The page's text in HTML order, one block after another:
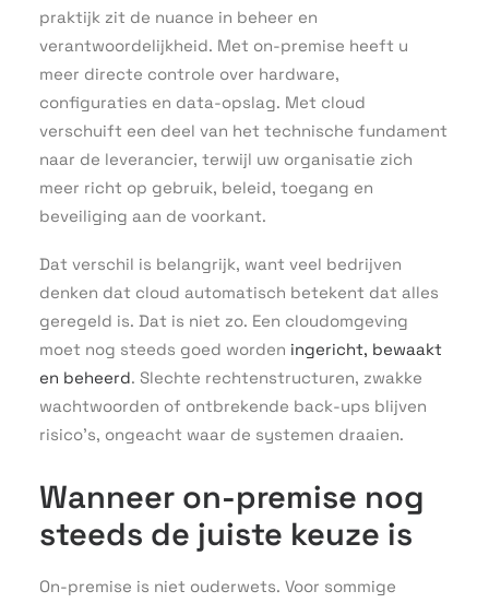
praktijk zit de nuance in beheer en
verantwoordelijkheid. Met on-premise heeft u
meer directe controle over hardware,
configuraties en data-opslag. Met cloud
verschuift een deel van het technische fundament
naar de leverancier, terwijl uw organisatie zich
meer richt op gebruik, beleid, toegang en
beveiliging aan de voorkant.
Dat verschil is belangrijk, want veel bedrijven
denken dat cloud automatisch betekent dat alles
geregeld is. Dat is niet zo. Een cloudomgeving
moet nog steeds goed worden ingericht, bewaakt
en beheerd. Slechte rechtenstructuren, zwakke
wachtwoorden of ontbrekende back-ups blijven
risico’s, ongeacht waar de systemen draaien.
Wanneer on-premise nog
steeds de juiste keuze is
On-premise is niet ouderwets. Voor sommige